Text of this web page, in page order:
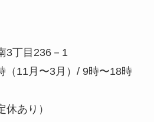
3丁目236－1
（11月〜3月）/ 9時〜18時
あり）